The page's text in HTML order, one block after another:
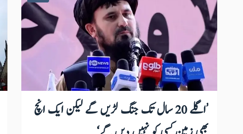
’اگلے 20 سال تک جنگ لڑیں گے لیکن ایک انچ